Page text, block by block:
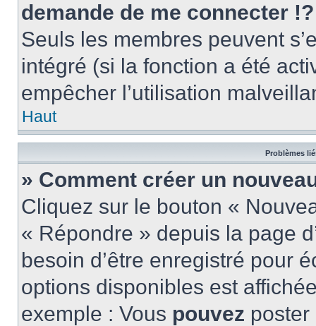
demande de me connecter !?
Seuls les membres peuvent
intégré (si la fonction a été
empêcher l’utilisation
Haut
Problèmes
» Comment créer un
Cliquez sur le bouton «
« Répondre » depuis la page
besoin d’être enregistré pour
options disponibles est
exemple : Vous pouvez